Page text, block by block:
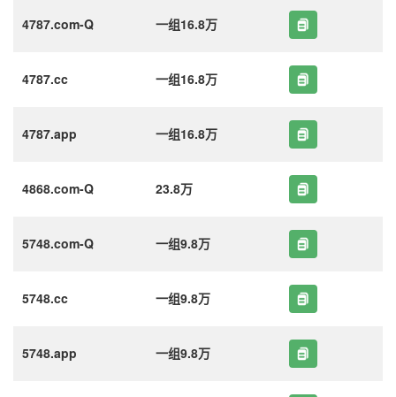
4787.com-Q 一组16.8万
4787.cc 一组16.8万
4787.app 一组16.8万
4868.com-Q 23.8万
5748.com-Q 一组9.8万
5748.cc 一组9.8万
5748.app 一组9.8万